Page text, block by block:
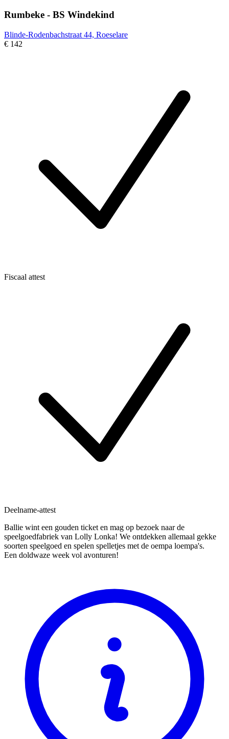
Rumbeke - BS Windekind
Blinde-Rodenbachstraat 44, Roeselare
€ 142
Fiscaal attest
Deelname-attest
Ballie wint een gouden ticket en mag op bezoek naar de
speelgoedfabriek van Lolly Lonka! We ontdekken allemaal gekke
soorten speelgoed en spelen spelletjes met de oempa loempa's.
Een doldwaze week vol avonturen!